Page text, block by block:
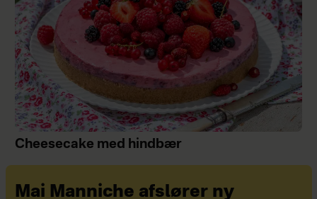
Cheesecake med hindbær
Mai Manniche afslører ny